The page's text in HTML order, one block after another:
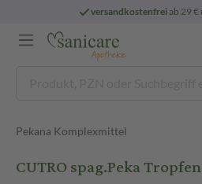
versandkostenfreiab 29 €
Pekana Komplexmittel
CUTRO spag.Peka